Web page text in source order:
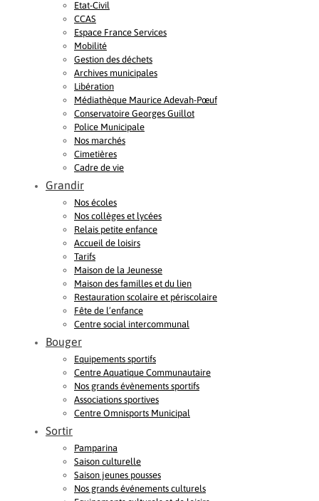
Etat-Civil
CCAS
Espace France Services
Mobilité
Gestion des déchets
Archives municipales
Libération
Médiathèque Maurice Adevah-Pœuf
Conservatoire Georges Guillot
Police Municipale
Nos marchés
Cimetières
Cadre de vie
Grandir
Nos écoles
Nos collèges et lycées
Relais petite enfance
Accueil de loisirs
Tarifs
Maison de la Jeunesse
Maison des familles et du lien
Restauration scolaire et périscolaire
Fête de l’enfance
Centre social intercommunal
Bouger
Equipements sportifs
Centre Aquatique Communautaire
Nos grands évènements sportifs
Associations sportives
Centre Omnisports Municipal
Sortir
Pamparina
Saison culturelle
Saison jeunes pousses
Nos grands événements culturels